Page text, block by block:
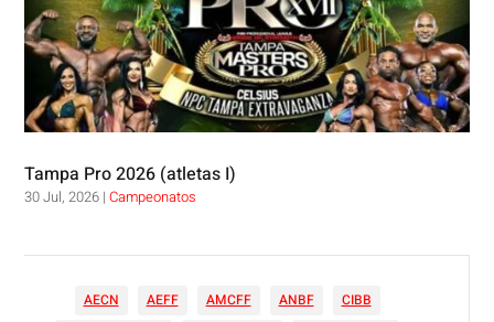
Tampa Pro 2026 (atletas I)
30 Jul, 2026 |Campeonatos
AECN AEFF AMCFF ANBF
CIBB